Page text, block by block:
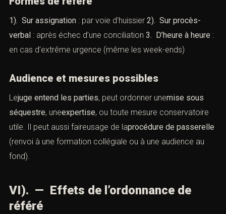
1). Sur assignation : par voie d’huissier 2). Sur procès-
verbal : après échec d’une conciliation 3. D’heure à heure :
en cas d’extrême urgence (même les week-ends)
Audience et mesures possibles
Lejuge entend les parties, peut ordonner unemise sous
séquestre, uneexpertise, ou toute mesure conservatoire
utile. Il peut aussi faireusage de laprocédure de passerelle
(renvoi à une formation collégiale ou à une audience au
fond).
VI). — Effets de l’ordonnance de
référé